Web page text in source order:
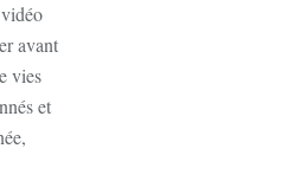
avant
vies
et